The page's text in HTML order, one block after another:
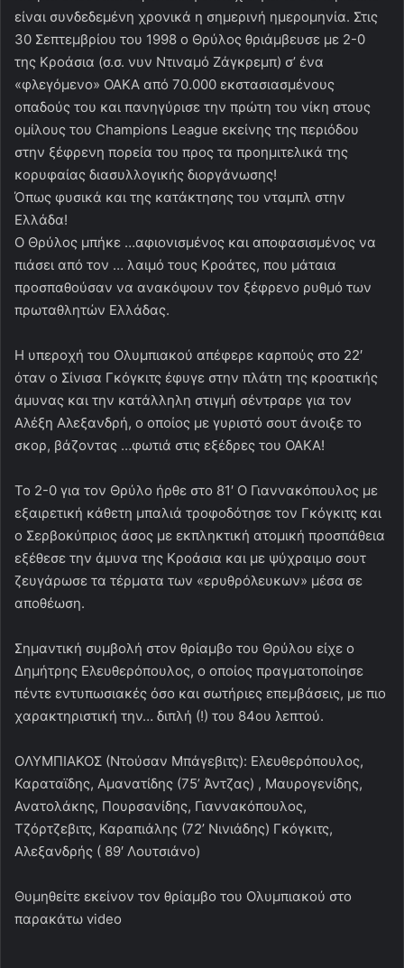
είναι συνδεδεμένη χρονικά η σημερινή ημερομηνία. Στις
30 Σεπτεμβρίου του 1998 ο Θρύλος θριάμβευσε με 2-0
της Κροάσια (σ.σ. νυν Ντιναμό Ζάγκρεμπ) σ’ ένα
«φλεγόμενο» ΟΑΚΑ από 70.000 εκστασιασμένους
οπαδούς του και πανηγύρισε την πρώτη του νίκη στους
ομίλους του Champions League εκείνης της περιόδου
στην ξέφρενη πορεία του προς τα προημιτελικά της
κορυφαίας διασυλλογικής διοργάνωσης!
Όπως φυσικά και της κατάκτησης του νταμπλ στην
Ελλάδα!
Ο Θρύλος μπήκε …αφιονισμένος και αποφασισμένος να
πιάσει από τον … λαιμό τους Κροάτες, που μάταια
προσπαθούσαν να ανακόψουν τον ξέφρενο ρυθμό των
πρωταθλητών Ελλάδας.
Η υπεροχή του Ολυμπιακού απέφερε καρπούς στο 22′
όταν ο Σίνισα Γκόγκιτς έφυγε στην πλάτη της κροατικής
άμυνας και την κατάλληλη στιγμή σέντραρε για τον
Αλέξη Αλεξανδρή, ο οποίος με γυριστό σουτ άνοιξε το
σκορ, βάζοντας …φωτιά στις εξέδρες του ΟΑΚΑ!
Το 2-0 για τον Θρύλο ήρθε στο 81′ Ο Γιαννακόπουλος με
εξαιρετική κάθετη μπαλιά τροφοδότησε τον Γκόγκιτς και
ο Σερβοκύπριος άσος με εκπληκτική ατομική προσπάθεια
εξέθεσε την άμυνα της Κροάσια και με ψύχραιμο σουτ
ζευγάρωσε τα τέρματα των «ερυθρόλευκων» μέσα σε
αποθέωση.
Σημαντική συμβολή στον θρίαμβο του Θρύλου είχε ο
Δημήτρης Ελευθερόπουλος, ο οποίος πραγματοποίησε
πέντε εντυπωσιακές όσο και σωτήριες επεμβάσεις, με πιο
χαρακτηριστική την… διπλή (!) του 84ου λεπτού.
OΛΥΜΠΙΑΚΟΣ (Ντούσαν Μπάγεβιτς): Eλευθερόπουλος,
Καραταϊδης, Αμανατίδης (75’ Άντζας) , Μαυρογενίδης,
Ανατολάκης, Πουρσανίδης, Γιαννακόπουλος,
Τζόρτζεβιτς, Καραπιάλης (72’ Νινιάδης) Γκόγκιτς,
Αλεξανδρής ( 89′ Λουτσιάνο)
Θυμηθείτε εκείνον τον θρίαμβο του Ολυμπιακού στο
παρακάτω video